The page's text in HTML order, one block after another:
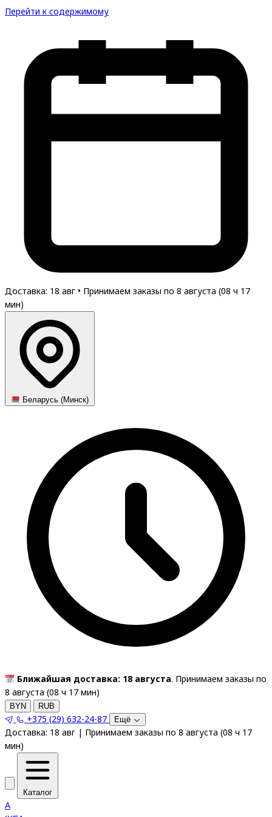
Перейти к содержимому
Доставка: 18 авг • Принимаем заказы по 8 августа (08 ч 17
мин)
Беларусь (Минск)
Ближайшая доставка: 18 августа. Принимаем заказы по
8 августа (08 ч 17 мин)
BYN RUB
+375 (29) 632-24-87 Ещё
Доставка: 18 авг | Принимаем заказы по 8 августа (08 ч 17
мин)
Каталог
A